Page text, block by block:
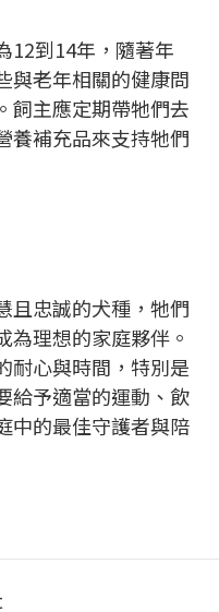
12到14年，隨著年
與老年相關的健康問
飼主應定期帶牠們去
養補充品來支持牠們
且忠誠的犬種，牠們
為理想的家庭夥伴。
耐心與時間，特別是
給予適當的運動、飲
中的最佳守護者與陪